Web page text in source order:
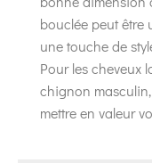
bouclée peut être
une touche de
Pour les cheveux
chignon
mettre en valeur